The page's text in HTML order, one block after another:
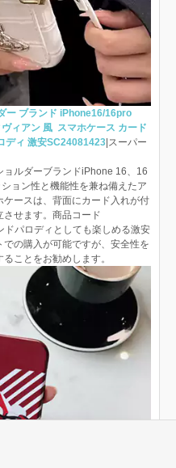
ー ブランド iPhone16/16pro
ィアン 風 スマホケース カード
ディ 激安SC24081423 |スーパー
ョルダーブランドiPhone 16、16
ョン性と機能性を兼ね備えたア
ースは、背面にカード入れが付
せます。商品コード
パロディとしても楽しめる激安
の購入が可能ですが、安全性を
ことをお勧めします。